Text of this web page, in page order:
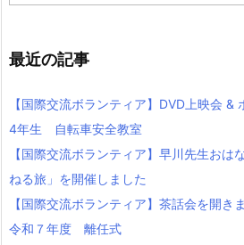
最近の記事
【国際交流ボランティア】DVD上映会 &
4年生 自転車安全教室
【国際交流ボランティア】早川先生おは
ねる旅」を開催しました
【国際交流ボランティア】茶話会を開き
令和７年度 離任式